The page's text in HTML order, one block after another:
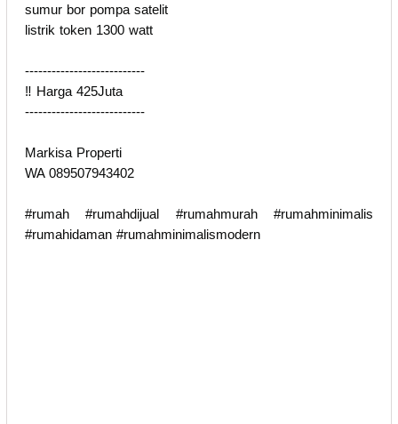
sumur bor pompa satelit
listrik token 1300 watt
---------------------------
‼️ Harga 425Juta
---------------------------
Markisa Properti
WA 089507943402
#rumah #rumahdijual #rumahmurah #rumahminimalis
#rumahidaman #rumahminimalismodern